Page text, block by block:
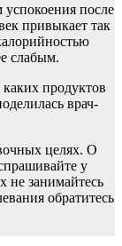
успокоения после
привыкает так
слабым.
продуктов
врач-
целях. О
у
не занимайтесь
обратитесь